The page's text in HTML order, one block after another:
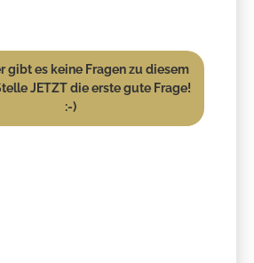
gibt es keine Fragen zu diesem
JETZT die erste gute Frage!
:-)